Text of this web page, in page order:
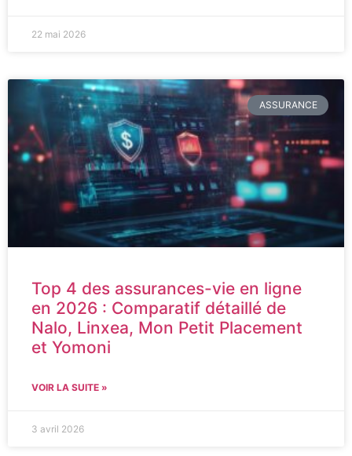
22 mai 2026
ASSURANCE
Top 4 des assurances-vie en ligne
en 2026 : Comparatif détaillé de
Nalo, Linxea, Mon Petit Placement
et Yomoni
VOIR LA SUITE »
3 avril 2026